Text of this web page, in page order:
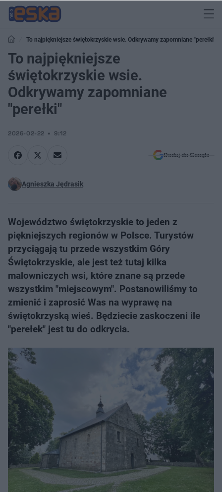
To najpiękniejsze świętokrzyskie wsie. Odkrywamy zapomniane "perełki"
To najpiękniejsze
świętokrzyskie wsie.
Odkrywamy zapomniane
"perełki"
2026-02-22 9:12
Dodaj do Google
Agnieszka Jędrasik
Województwo świętokrzyskie to jeden z
piękniejszych regionów w Polsce. Turystów
przyciągają tu przede wszystkim Góry
Świętokrzyskie, ale jest też tutaj kilka
malowniczych wsi, które znane są przede
wszystkim "miejscowym". Postanowiliśmy to
zmienić i zaprosić Was na wyprawę na
świętokrzyską wieś. Będziecie zaskoczeni ile
"perełek" jest tu do odkrycia.